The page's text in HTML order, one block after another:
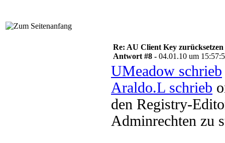
Re: AU Client Key zurücksetzen
Antwort #8 - 04.01.10 um
UMeadow schrieb
Araldo.L schrieb
den Registry-
Adminrechten zu